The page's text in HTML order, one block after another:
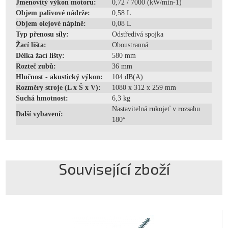
Jmenovitý výkon motoru:
0,72 / 7000 (kW/min-1)
Objem palivové nádrže:
0,58 L
Objem olejové náplně:
0,08 L
Typ přenosu síly:
Odstředivá spojka
Žací lišta:
Oboustranná
Délka žací lišty:
580 mm
Rozteč zubů:
36 mm
Hlučnost - akustický výkon:
104 dB(A)
Rozměry stroje (L x Š x V):
1080 x 312 x 259 mm
Suchá hmotnost:
6,3 kg
Další vybavení:
Nastavitelná rukojeť v rozsahu
180°
Související zboží